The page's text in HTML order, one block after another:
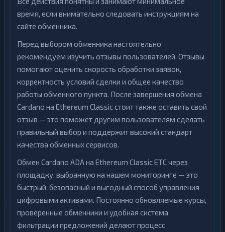
время, если внимательно следовать инструкциям на
сайте обменника.
Перед выбором обменника настоятельно
рекомендуем изучить отзывы пользователей. Отзывы
помогают оценить скорость обработки заявок,
корректность условий сделки и общее качество
работы обменного пункта. После завершения обмена
Cardano на Ethereum Classic стоит также оставить свой
отзыв — это поможет другим пользователям сделать
правильный выбор и поддержит высокий стандарт
качества обменных сервисов.
Обмен Cardano ADA на Ethereum Classic ETC через
площадку, выбранную на нашем мониторинге — это
быстрый, безопасный и выгодный способ управления
цифровыми активами. Постоянно обновляемые курсы,
проверенные обменники и удобная система
фильтрации предложений делают процесс